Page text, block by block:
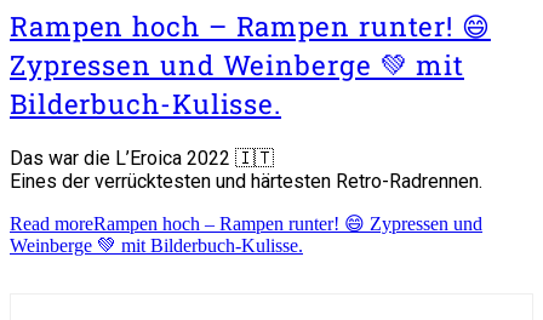
Rampen hoch – Rampen runter! 😄
Zypressen und Weinberge 💚 mit
Bilderbuch-Kulisse.
Das war die L’Eroica 2022 🇮🇹
Eines der verrücktesten und härtesten Retro-Radrennen.
Read moreRampen hoch – Rampen runter! 😄 Zypressen und
Weinberge 💚 mit Bilderbuch-Kulisse.